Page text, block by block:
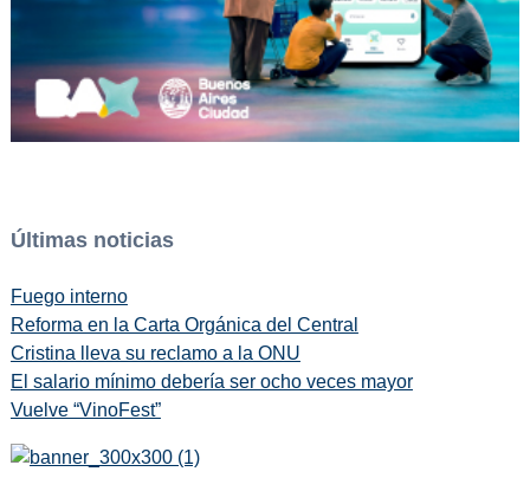
Últimas noticias
Fuego interno
Reforma en la Carta Orgánica del Central
Cristina lleva su reclamo a la ONU
El salario mínimo debería ser ocho veces mayor
Vuelve “VinoFest”